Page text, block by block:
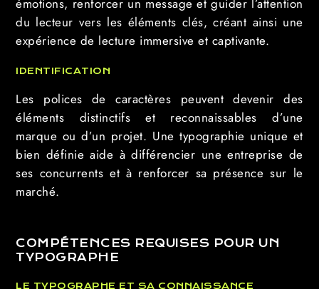
émotions, renforcer un message et guider l’attention
du lecteur vers les éléments clés, créant ainsi une
expérience de lecture immersive et captivante.
IDENTIFICATION
Les polices de caractères peuvent devenir des
éléments distinctifs et reconnaissables d’une
marque ou d’un projet. Une typographie unique et
bien définie aide à différencier une entreprise de
ses concurrents et à renforcer sa présence sur le
marché.
COMPÉTENCES REQUISES POUR UN
TYPOGRAPHE
LE TYPOGRAPHE ET SA CONNAISSANCE